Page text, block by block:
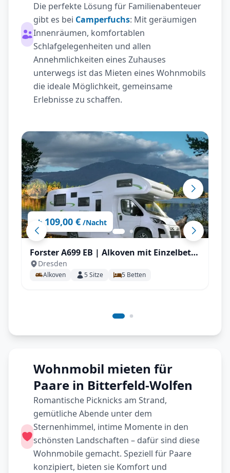
Die perfekte Lösung für Familienabenteuer
gibt es bei Camperfuchs: Mit geräumigen
Innenräumen, komfortablen
Schlafgelegenheiten und allen
Annehmlichkeiten eines Zuhauses
unterwegs ist das Mieten eines Wohnmobils
die ideale Möglichkeit, gemeinsame
Erlebnisse zu schaffen.
ab 109,00 € /Nacht
Forster A699 EB | Alkoven mit Einzelbett
für bis zu 5 P.
Dresden
Alkoven 5Sitze 5 Betten
Wohnmobil mieten für
Paare in Bitterfeld-Wolfen
Romantische Picknicks am Strand,
gemütliche Abende unter dem
Sternenhimmel, intime Momente in den
schönsten Landschaften – dafür sind diese
Wohnmobile gemacht. Speziell für Paare
konzipiert, bieten sie Komfort und